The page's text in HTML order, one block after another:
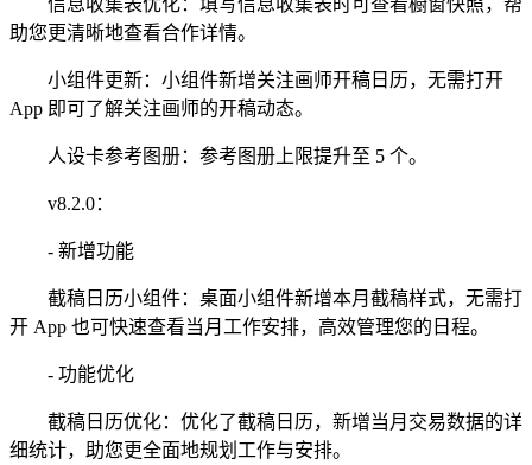
助您更清晰地查看合作详情。
小组件更新：小组件新增关注画师开稿日历，无需打开
App 即可了解关注画师的开稿动态。
人设卡参考图册：参考图册上限提升至 5 个。
v8.2.0：
- 新增功能
截稿日历小组件：桌面小组件新增本月截稿样式，无需打
开 App 也可快速查看当月工作安排，高效管理您的日程。
- 功能优化
截稿日历优化：优化了截稿日历，新增当月交易数据的详
细统计，助您更全面地规划工作与安排。